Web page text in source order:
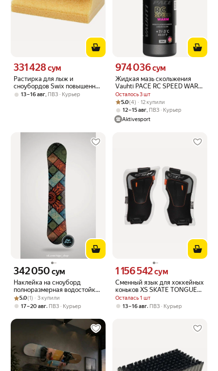
Растирка для лыж и
сноубордов Swix повышенной
прочности, синтетическая,
Цена 331428 сум вместо
331 428сум
13 – 16 авг, ПВЗ Курьер
Жидкая мазь скольжения
Vauhti PACE RC SPEED WARM
+7/-3 80 мл
Осталось 3 шт
Цена 974036 сум вместо
974 036сум
Рейтинг товара: 5.0 из 5
Оценок: (4) · 12 купили
5.0(4) · 12 купили
12 – 15 авг, ПВЗ
Курьер
Aktivesport
Наклейка на сноуборд
полноразмерная водостойкая
с ламинацией
Цена 342050 сум вместо
342 050 сум
Рейтинг товара: 5.0 из 5
Оценок: (1) · 3 купили
5.0(1) · 3 купили
17 – 20 авг, ПВЗ Курьер
Сменный язык для хоккейных
коньков XS SKATE TONGUE
REGULAR (XS)
Осталась 1 шт
Цена 1156542 сум вместо
1 156 542сум
13 – 16 авг, ПВЗ Курьер